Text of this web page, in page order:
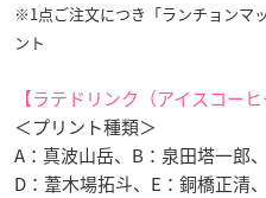
※1点ご注文につき「ランチョンマ
ント
【ラテドリンク（アイスコー
＜プリント種類＞
A：真波山岳、B：泉田塔一郎
D：葦木場拓斗、E：銅橋正清